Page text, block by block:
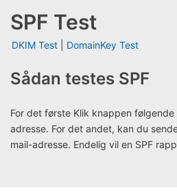
SPF Test
DKIM Test DomainKey Test
Sådan testes SPF
For det første Klik knappen
adresse. For det andet, kan du
mail-adresse. Endelig vil en SPF